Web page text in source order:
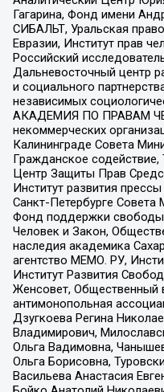
Гагарина, Фонд имени
СИБАЛЬТ, Уральская
Евразии, Институт прав
Российский
Дальневосточный центр
и социального
независимых
АКАДЕМИЯ ПО ПРАВАМ
некоммерческих
Калининграде Совета
Гражданское
Центр Защиты Прав
Институт развития
Санкт-Петербурге Совета
Фонд поддержки свободы
Человек и Закон,
наследия академика
агентство МЕМО. РУ,
Институт Развития
Женсовет, Общественный
антимонопольная
Дзугкоева Регина
Владимирович,
Ольга Вадимовна,
Ольга Борисовна,
Васильева Анастасия